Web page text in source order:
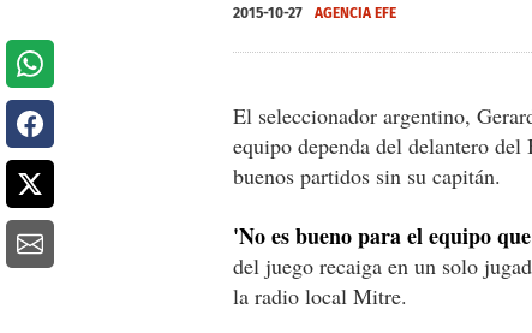
2015-10-27 AGENCIA EFE
El seleccionador argentino,
equipo dependa del delantero
buenos partidos sin su capitán.
'No es bueno para el equipo
del juego recaiga en un solo
la radio local Mitre.